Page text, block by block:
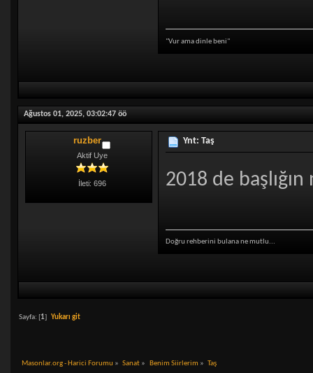
"Vur ama dinle beni"
Ağustos 01, 2025, 03:02:47 öö
ruzber
Aktif Uye
İleti: 696
Ynt: Taş
2018 de
Doğru rehberini bulana ne mutlu...
Sayfa: [1] Yukarı git
Masonlar.org - Harici Forumu » Sanat » Benim Siirlerim » Taş